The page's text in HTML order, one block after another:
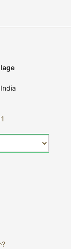
?